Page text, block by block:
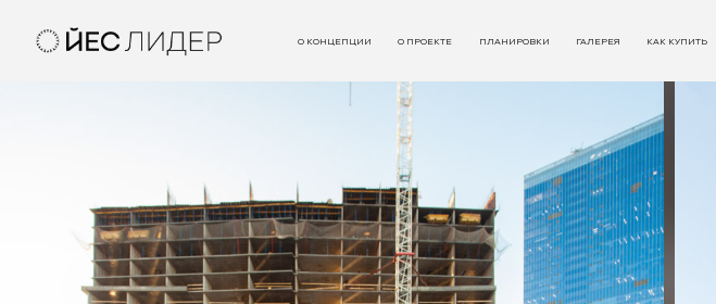
О КОНЦЕПЦИИ О ПРОЕКТЕ ПЛАНИРОВКИ ГАЛЕРЕЯ КАК КУПИТЬ